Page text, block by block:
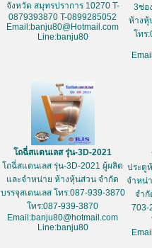
จังหวัด สมุทรปราการ 10270 T-
0879393870 T-0899285052
Email:banju80@Hotmail.com
Line:banju80
3ช่อ
ห้างหุ้
โทร
โถฉี่สแตนเลส รุ่น-3D-2021
โถฉี่สแตนเลส รุ่น-3D-2021 ผู้ผลิต
และจำหน่าย ห้างหุ้นส่วน จำกัด
บรรจุสเตนเลส โทร:087-939-3870
โทร:087-939-3870
Email:banju80@hotmail.com
Line:banju80
ประตู
จำหน่
จำกั
703-